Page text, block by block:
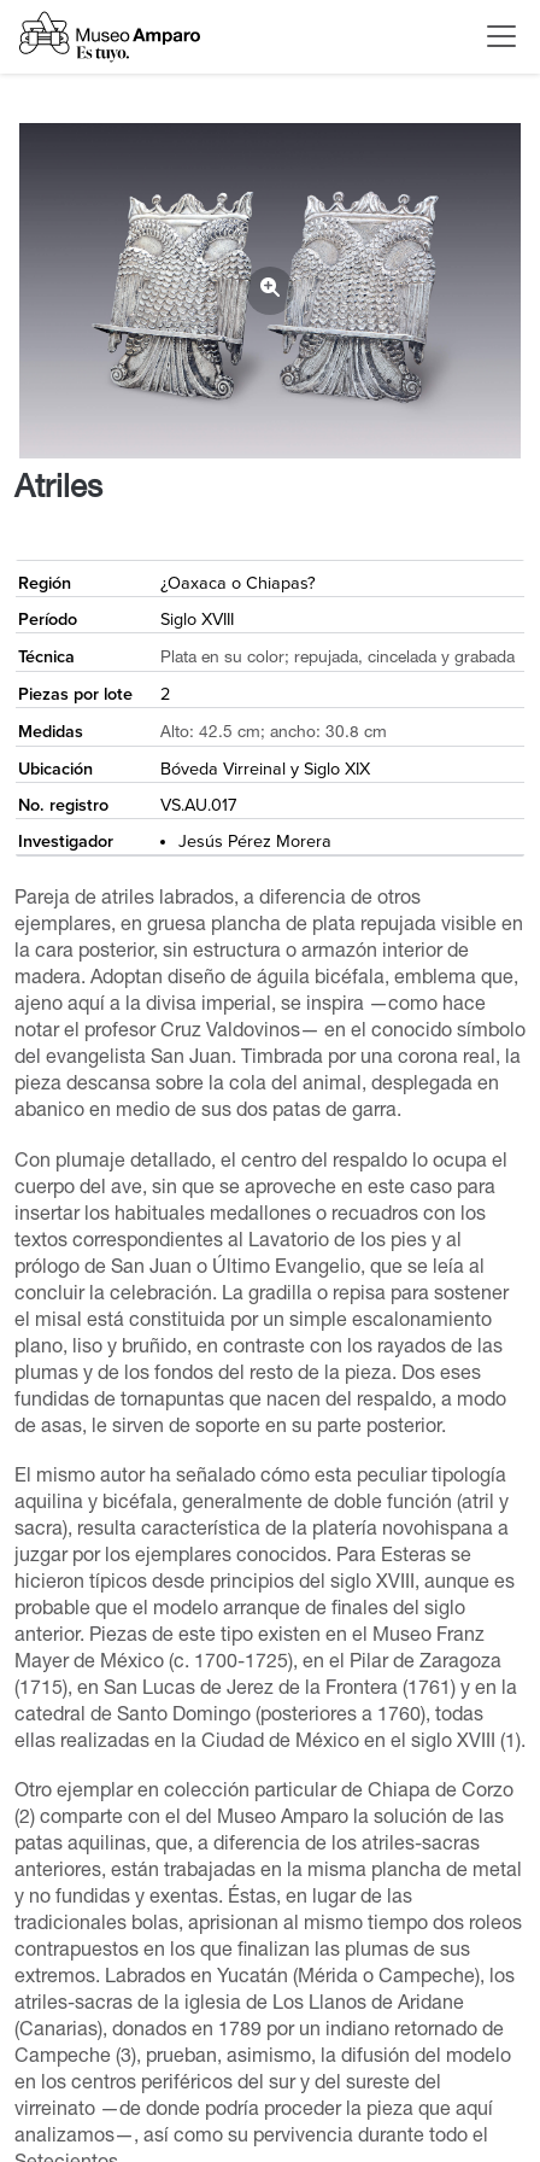
Atriles
Región
¿Oaxaca o Chiapas?
Período
Siglo XVIII
Técnica
Plata en su color; repujada, cincelada y grabada
Piezas por lote
2
Medidas
Alto: 42.5 cm; ancho: 30.8 cm
Ubicación
Bóveda Virreinal y Siglo XIX
No. registro
VS.AU.017
Investigador
Jesús Pérez Morera
Pareja de atriles labrados, a diferencia de otros
ejemplares, en gruesa plancha de plata repujada visible en
la cara posterior, sin estructura o armazón interior de
madera. Adoptan diseño de águila bicéfala, emblema que,
ajeno aquí a la divisa imperial, se inspira —como hace
notar el profesor Cruz Valdovinos— en el conocido símbolo
del evangelista San Juan. Timbrada por una corona real, la
pieza descansa sobre la cola del animal, desplegada en
abanico en medio de sus dos patas de garra.
Con plumaje detallado, el centro del respaldo lo ocupa el
cuerpo del ave, sin que se aproveche en este caso para
insertar los habituales medallones o recuadros con los
textos correspondientes al Lavatorio de los pies y al
prólogo de San Juan o Último Evangelio, que se leía al
concluir la celebración. La gradilla o repisa para sostener
el misal está constituida por un simple escalonamiento
plano, liso y bruñido, en contraste con los rayados de las
plumas y de los fondos del resto de la pieza. Dos eses
fundidas de tornapuntas que nacen del respaldo, a modo
de asas, le sirven de soporte en su parte posterior.
El mismo autor ha señalado cómo esta peculiar tipología
aquilina y bicéfala, generalmente de doble función (atril y
sacra), resulta característica de la platería novohispana a
juzgar por los ejemplares conocidos. Para Esteras se
hicieron típicos desde principios del siglo XVIII, aunque es
probable que el modelo arranque de finales del siglo
anterior. Piezas de este tipo existen en el Museo Franz
Mayer de México (c. 1700-1725), en el Pilar de Zaragoza
(1715), en San Lucas de Jerez de la Frontera (1761) y en la
catedral de Santo Domingo (posteriores a 1760), todas
ellas realizadas en la Ciudad de México en el siglo XVIII (1).
Otro ejemplar en colección particular de Chiapa de Corzo
(2) comparte con el del Museo Amparo la solución de las
patas aquilinas, que, a diferencia de los atriles-sacras
anteriores, están trabajadas en la misma plancha de metal
y no fundidas y exentas. Éstas, en lugar de las
tradicionales bolas, aprisionan al mismo tiempo dos roleos
contrapuestos en los que finalizan las plumas de sus
extremos. Labrados en Yucatán (Mérida o Campeche), los
atriles-sacras de la iglesia de Los Llanos de Aridane
(Canarias), donados en 1789 por un indiano retornado de
Campeche (3), prueban, asimismo, la difusión del modelo
en los centros periféricos del sur y del sureste del
virreinato —de donde podría proceder la pieza que aquí
analizamos—, así como su pervivencia durante todo el